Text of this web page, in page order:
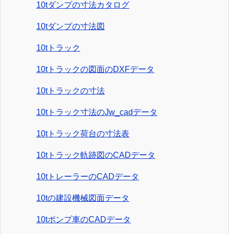
10tダンプの寸法カタログ
10tダンプの寸法図
10tトラック
10tトラックの図面のDXFデータ
10tトラックの寸法
10tトラック寸法のJw_cadデータ
10tトラック荷台の寸法表
10tトラック軌跡図のCADデータ
10tトレーラーのCADデータ
10tの建設機械図面データ
10tポンプ車のCADデータ